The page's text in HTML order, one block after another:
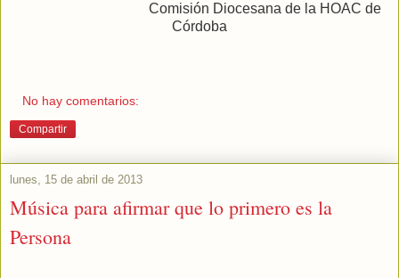
Comisión Diocesana de la HOAC de
Córdoba
No hay comentarios:
Compartir
lunes, 15 de abril de 2013
Música para afirmar que lo primero es la
Persona